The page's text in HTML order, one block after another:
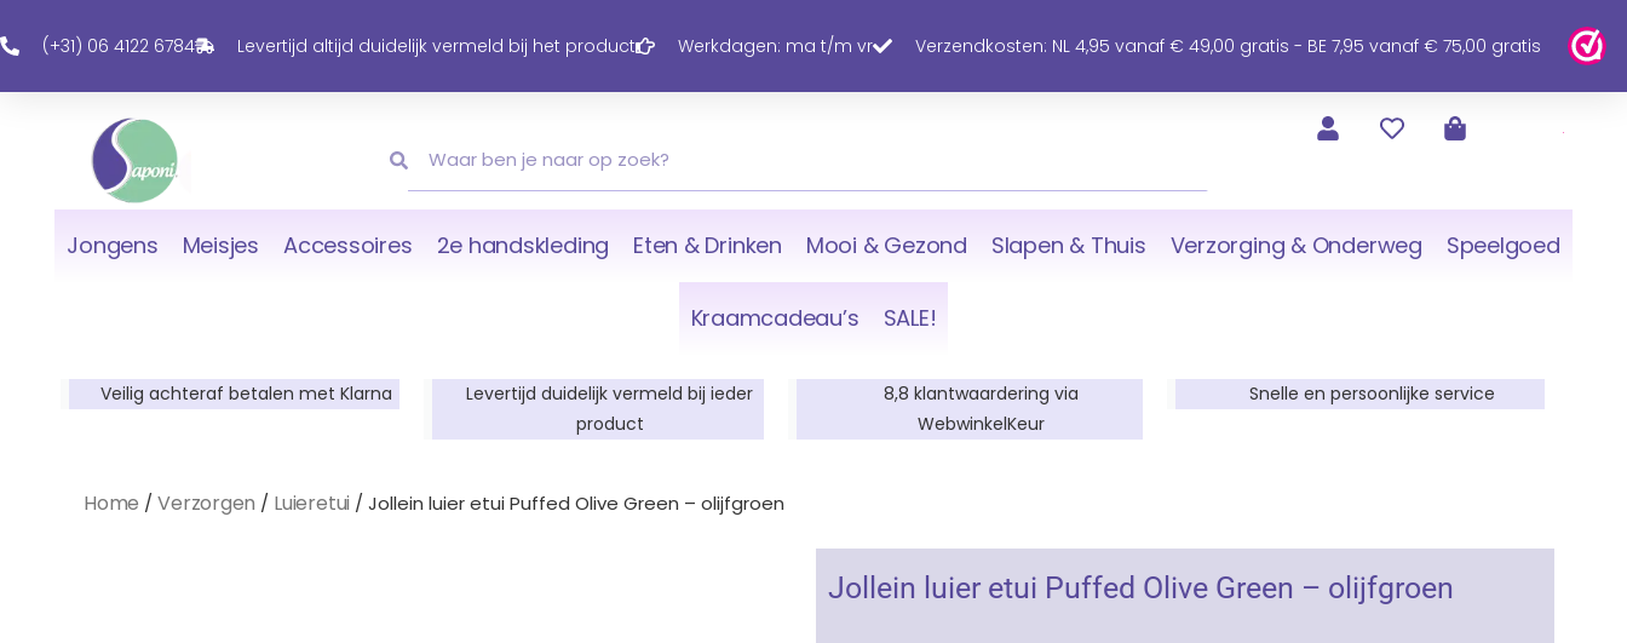
Naar
Inhoud
(+31) 06 4122 6784 Levertijd altijd duidelijk vermeld bij het product Werkdagen: ma t/m vr Verzendkosten: NL 4,95 vanaf € 49,00 gratis - BE 7,95 vanaf € 75,00 gratis
Jongens Meisjes Accessoires 2e handskleding Eten & Drinken Mooi & Gezond Slapen & Thuis Verzorging & Onderweg Speelgoed
Kraamcadeau’s SALE!
Veilig achteraf betalen met Klarna
Levertijd duidelijk vermeld bij ieder
product
8,8 klantwaardering via
WebwinkelKeur
Snelle en persoonlijke service
Home /Verzorgen / Luieretui / Jollein luier etui Puffed Olive Green – olijfgroen
Jollein luier etui Puffed Olive Green – olijfgroen